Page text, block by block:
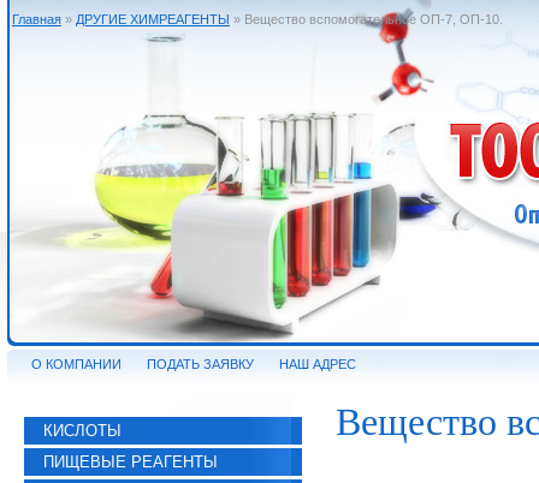
Главная » ДРУГИЕ ХИМРЕАГЕНТЫ » Вещество вспомогательное ОП-7, ОП-10.
О КОМПАНИИ ПОДАТЬ ЗАЯВКУ НАШ АДРЕС
КИСЛОТЫ
ПИЩЕВЫЕ РЕАГЕНТЫ
Вещество